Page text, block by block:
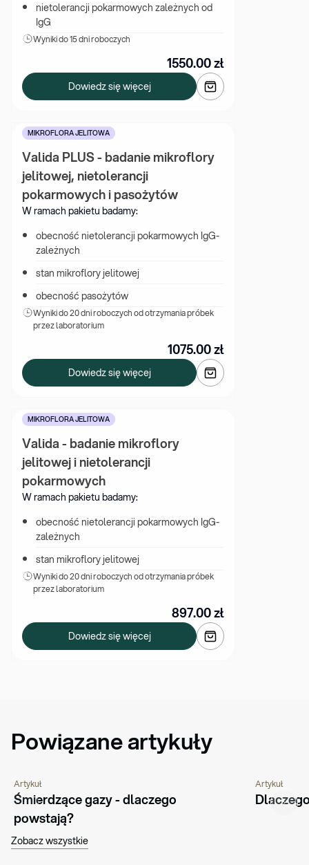
nietolerancji pokarmowych zależnych od
IgG
Wyniki do 15 dni roboczych
1550.00zł
Dowiedz się więcej
MIKROFLORA JELITOWA
Valida PLUS - badanie mikroflory
jelitowej, nietolerancji
pokarmowych i pasożytów
W ramach pakietu badamy:
obecność nietolerancji pokarmowych IgG-
zależnych
stan mikroflory jelitowej
obecność pasożytów
Wyniki do 20 dni roboczych od otrzymania próbek
przez laboratorium
1075.00zł
Dowiedz się więcej
MIKROFLORA JELITOWA
Valida - badanie mikroflory
jelitowej i nietolerancji
pokarmowych
W ramach pakietu badamy:
obecność nietolerancji pokarmowych IgG-
zależnych
stan mikroflory jelitowej
Wyniki do 20 dni roboczych od otrzymania próbek
przez laboratorium
897.00zł
Dowiedz się więcej
Powiązane artykuły
PORADNIK CHOROBY I SCHORZENIA
Artykuł
Śmierdzące gazy - dlaczego
powstają?
PORADNIK
Artykuł
Zobacz wszystkie